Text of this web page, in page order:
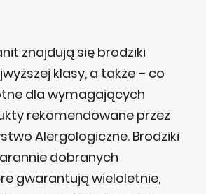
znajdują się brodziki
klasy, a także – co
dla wymagających
rekomendowane przez
Alergologiczne. Brodziki
dobranych
gwarantują wieloletnie,